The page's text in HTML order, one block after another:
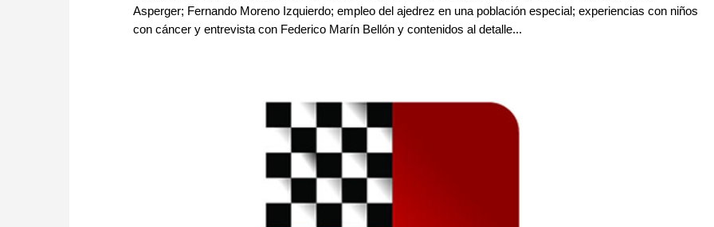
Asperger; Fernando Moreno Izquierdo; empleo del ajedrez en una población especial; experiencias con niños
con cáncer y entrevista con Federico Marín Bellón y contenidos al detalle...